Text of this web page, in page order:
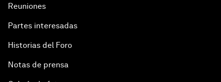
Reuniones
Partes interesadas
Historias del Foro
Notas de prensa